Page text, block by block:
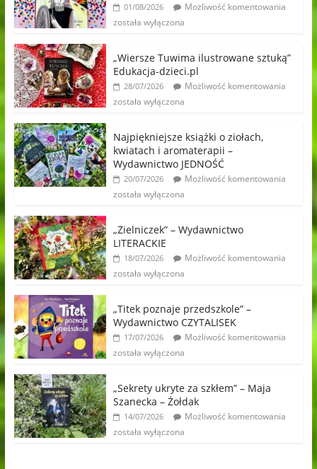
01/08/2026
Możliwość komentowania
została wyłączona
„Wiersze Tuwima ilustrowane sztuką”
Edukacja-dzieci.pl
28/07/2026
Możliwość komentowania
została wyłączona
Najpiękniejsze książki o ziołach,
kwiatach i aromaterapii –
Wydawnictwo JEDNOŚĆ
20/07/2026
Możliwość komentowania
została wyłączona
„Zielniczek” – Wydawnictwo
LITERACKIE
18/07/2026
Możliwość komentowania
została wyłączona
„Titek poznaje przedszkole” –
Wydawnictwo CZYTALISEK
17/07/2026
Możliwość komentowania
została wyłączona
„Sekrety ukryte za szkłem” – Maja
Szanecka – Żołdak
14/07/2026
Możliwość komentowania
została wyłączona